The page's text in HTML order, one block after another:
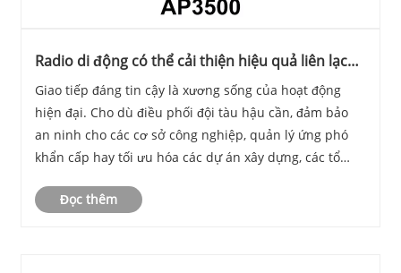
Radio di động có thể cải thiện hiệu quả liên lạc
Giao tiếp đáng tin cậy là xương sống của hoạt động
hiện đại. Cho dù điều phối đội tàu hậu cần, đảm bảo
an ninh cho các cơ sở công nghiệp, quản lý ứng phó
khẩn cấp hay tối ưu hóa các dự án xây dựng, các tổ
an toàn. Radio di động cung cấp giải ph......
Đọc thêm